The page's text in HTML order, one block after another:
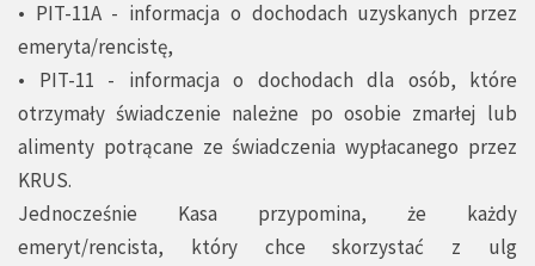
• PIT-11A - informacja o dochodach uzyskanych przez
emeryta/rencistę,
• PIT-11 - informacja o dochodach dla osób, które
otrzymały świadczenie należne po osobie zmarłej lub
alimenty potrącane ze świadczenia wypłacanego przez
KRUS.
Jednocześnie Kasa przypomina, że każdy
emeryt/rencista, który chce skorzystać z ulg